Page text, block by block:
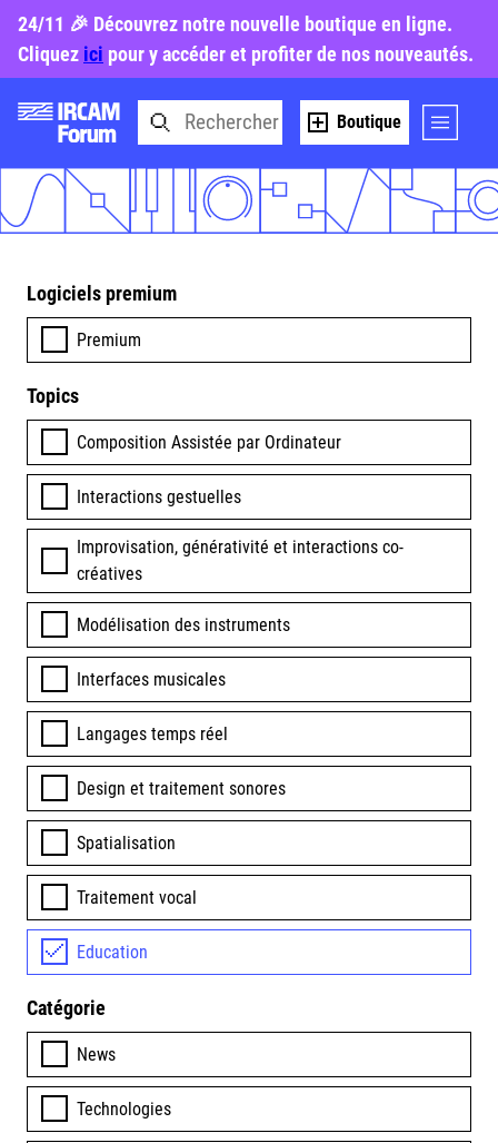
24/11 🎉 Découvrez notre nouvelle boutique en ligne.
Cliquez ici pour y accéder et profiter de nos nouveautés.
Boutique
Logiciels premium
Premium
Topics
Composition Assistée par Ordinateur
Interactions gestuelles
Improvisation, générativité et interactions co-
créatives
Modélisation des instruments
Interfaces musicales
Langages temps réel
Design et traitement sonores
Spatialisation
Traitement vocal
Education
Catégorie
News
Technologies